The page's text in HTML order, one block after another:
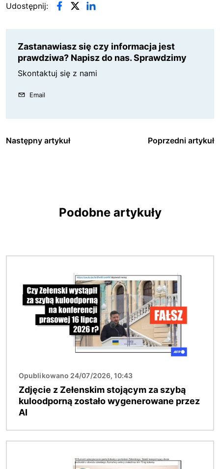
Udostępnij:
Zastanawiasz się czy informacja jest
prawdziwa? Napisz do nas. Sprawdzimy
Skontaktuj się z nami
Email
Następny artykuł Poprzedni artykuł
Podobne artykuły
Opublikowano 24/07/2026, 10:43
Zdjęcie z Zełenskim stojącym za szybą
kuloodporną zostało wygenerowane przez
AI